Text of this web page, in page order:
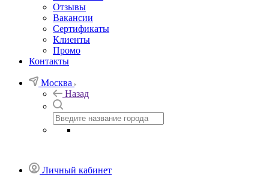
Отзывы
Вакансии
Сертификаты
Клиенты
Промо
Контакты
Москва
Назад
Личный кабинет